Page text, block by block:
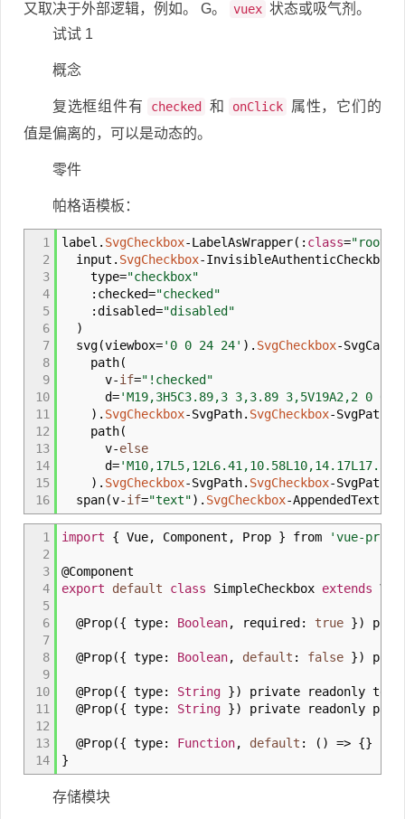
又取决于外部逻辑，例如。 G。
vuex 状态或吸气剂。
试试 1
概念
复选框组件有 checked 和 onClick
属性，它们的
值是偏离的，可以是动态的。
零件
帕格语模板：
1
2
3
4
5
6
7
8
9
10
11
12
13
14
15
16
label. SvgCheckbox-LabelAsWrapper( : class=
input. SvgCheckbox-InvisibleAuthenticCheckbox
type="checkbox"
: checked="checked"
:disabled="disabled"
)
svg(viewbox='0 0 24 24' ) . SvgCheckbox-
path(
v-if="!checked"
d='M19,3H5C3.89,3 3,3.89 3,5V19A2,2 0 0,0
) . SvgCheckbox-SvgPath. SvgCheckbox-
path(
v-else
d=
) . SvgCheckbox-SvgPath. SvgCheckbox-
span(v-if="text") . SvgCheckbox-AppendedText
1
2
3
4
5
6
7
8
9
10
11
12
13
14
import { Vue, Component , Prop } from 'vue-
@Component
export
default class SimpleCheckbox extends
@Prop({ type: Boolean, required : true })
@Prop({ type: Boolean, default : false })
@Prop({ type: String }) private readonly text
@Prop({ type: String }) private readonly
@Prop({ type: Function, default : ( ) => {}
}
存储模块